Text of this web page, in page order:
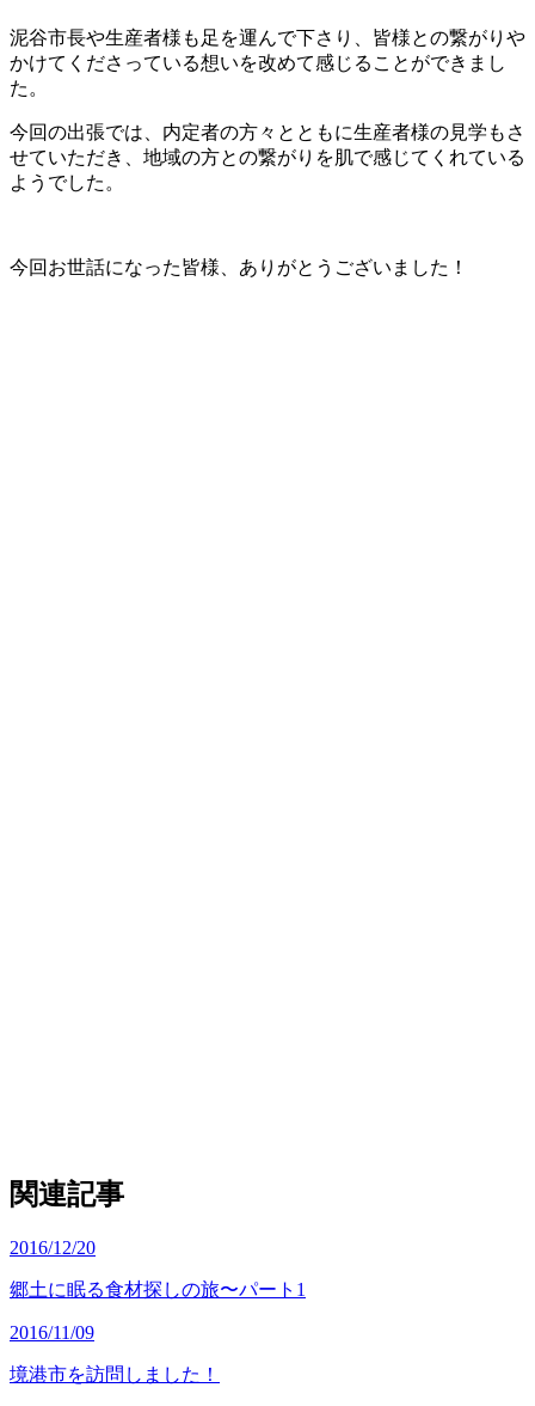
泥谷市長や生産者様も足を運んで下さり、皆様との繋がりや
かけてくださっている想いを改めて感じることができまし
た。
今回の出張では、内定者の方々とともに生産者様の見学もさ
せていただき、地域の方との繋がりを肌で感じてくれている
ようでした。
今回お世話になった皆様、ありがとうございました！
関連記事
2016/12/20
郷土に眠る食材探しの旅〜パート1
2016/11/09
境港市を訪問しました！